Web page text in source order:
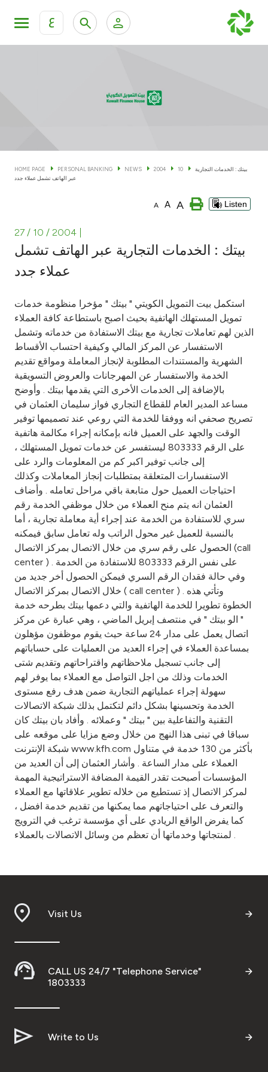
ع
KFH Online Corporate Banking Services
Cards
Banking Tiers
Investment
Tools & Services
After Sales Services
Contact us
Branch & ATM locator
Germany
Malaysia
Turkey
Egypt
UK
Kingdom of Bahrain
HOME PAGE PERSONAL BANKING NEWS 2004 10
بيتك : الخدمات التجارية
عبر الهاتف تشمل عملاء جدد
A A A Listen
27 / 10 / 2004
بيتك : الخدمات التجارية عبر الهاتف تشمل
عملاء جدد
استكمل بيت التمويل الكويتي " بيتك " مؤخرا منظومة خدمات
تمويل المستهلك الهاتفية بحيث اصبح باستطاعة كافة العملاء
الذين لهم تعاملات تجارية مع بيتك الاستفادة من خدماته وتشمل
الاستفسار عن المركز المالي وكيفية احتساب الأقساط
الشهرية والمستندات المطلوبة لإنجاز المعاملة ومواقع تقديم
الخدمة والاستفسار عن المهرجانات والعروض التسويقية
بالإضافة إلى الخدمات الأخرى التي يقدمها بيتك . وأوضح
مساعد المدير العام للقطاع التجاري فواز سليمان العثمان في
تصريح صحفي انه ووفقا للخدمة التي روعي عند تصميمها توفير
الوقت والجهد على العميل فانه بإمكانه إجراء مكالمة هاتفية
على الرقم 803333 ليستفسر عن خدمات تمويل المستهلك ،
إلى جانب توفير اكبر كم من المعلومات والرد على
الاستفسارات المتعلقة بمتطلبات إنجاز المعاملات وكذلك
احتياجات العميل حول متابعة باقي مراحل تعامله . وأضاف
العثمان انه يتم منح العملاء من خلال موظفي الخدمة رقم
سري للاستفادة من الخدمة عند إجراء أية معاملة تجارية ، أما
بالنسبة للعميل غير محول الراتب وله تعامل سابق فيمكنه
الحصول على رقم سري من خلال الاتصال بمركز الاتصال (call
center ) على نفس الرقم 803333 للاستفادة من الخدمة .
وفي حالة فقدان الرقم السري فيمكن الحصول أخر جديد من
خلال الاتصال بمركز الاتصال ( call center ) . وتأتي هذه
الخطوة تطويرا للخدمة الهاتفية والتي دعمها بيتك بطرحه خدمة
" الو بيتك " في منتصف إبريل الماضي ، وهي عبارة عن مركز
اتصال يعمل على مدار 24 ساعة حيث يقوم موظفون مؤهلون
بمساعدة العملاء في إجراء العديد من العمليات على حساباتهم
إلى جانب تسجيل ملاحظاتهم واقتراحاتهم وتقديم شتى
الخدمات وذلك من اجل التواصل مع العملاء بما يوفر لهم
سهولة إجراء عملياتهم التجارية ضمن هدف رفع مستوى
الخدمة وتحسينها بشكل دائم لتكتمل بذلك شبكة الاتصالات
التقنية والتفاعلية بين " بيتك " وعملائه . وأفاد بان بيتك كان
سباقا في تبنى هذا النهج من خلال وضع مزايا على موقعه على
شبكة الإنترنت www.kfh.com بأكثر من 130 خدمة في متناول
العملاء على مدار الساعة . وأشار العثمان إلى أن العديد من
المؤسسات أصبحت تقدر القيمة المضافة الاستراتيجية المهمة
لمركز الاتصال إذ تستطيع من خلاله تطوير علاقاتها مع العملاء
والتعرف على احتياجاتهم مما يمكنها من تقديم خدمة افضل ،
كما يفرض الواقع الريادي على أي مؤسسة ترغب في الترويج
لمنتجاتها وخدماتها أن تعظم من وسائل الاتصالات بالعملاء .
Visit Us
CALL US 24/7 "Telephone Service"
1803333
Write to Us